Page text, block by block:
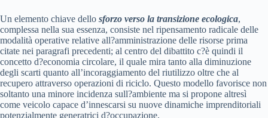
Un elemento chiave dello sforzo verso la transizione ecologica,
complessa nella sua essenza, consiste nel ripensamento radicale delle
modalità operative relative all?amministrazione delle risorse prima
citate nei paragrafi precedenti; al centro del dibattito c?è quindi il
concetto d?economia circolare, il quale mira tanto alla diminuzione
degli scarti quanto all’incoraggiamento del riutilizzo oltre che al
recupero attraverso operazioni di riciclo. Questo modello favorisce non
soltanto una minore incidenza sull?ambiente ma si propone altresì
come veicolo capace d’innescarsi su nuove dinamiche imprenditoriali
potenzialmente generatrici d?occupazione.